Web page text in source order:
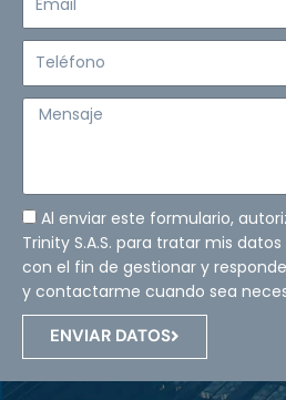
Mensaje
Al enviar este formulario,
Trinity S.A.S. para tratar mis
con el fin de gestionar y
y contactarme cuando sea
ENVIAR DATOS